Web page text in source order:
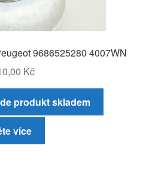
9686525280 4007WN
Kč
produkt skladem
více